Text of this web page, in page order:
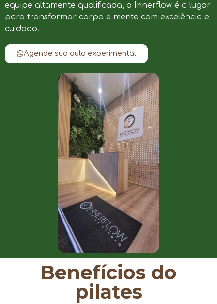
equipe altamente qualificada, o Innerflow é o lugar
para transformar corpo e mente com excelência e
cuidado.
Agende sua aula experimental
Benefícios do
pilates